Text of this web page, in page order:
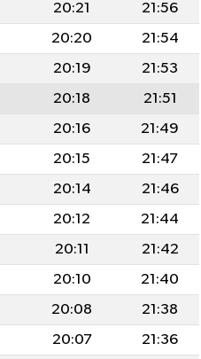
20:21
21:56
20:20
21:54
20:19
21:53
20:18
21:51
20:16
21:49
20:15
21:47
20:14
21:46
20:12
21:44
20:11
21:42
20:10
21:40
20:08
21:38
20:07
21:36